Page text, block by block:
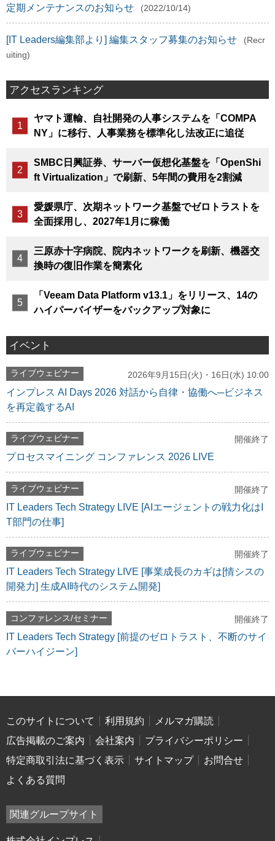
定期メンテナンスのお知らせ (2022/10/14)
[IT Leaders編集部より] 編集スタッフ募集のお知らせ
(Recr
uiting)
アクセスランキング
ヤマト運輸、自社開発の人事システムを「COMPA
NY」に移行、人事業務を標準化し法改正に追従
SMBC日興証券、サーバー仮想化基盤を「OpenShi
ft Virtualization」で刷新、5年間の費用を2割減
愛媛県庁、次期ネットワーク基盤でゼロトラストを
全面採用し、2027年1月に稼働
三原赤十字病院、院内ネットワークを刷新、機器交
換時の復旧作業を簡素化
「Veeam Data Platform v13.1」をリリース、14の
ハイパーバイザーをバックアップ対象に
イベント
ライブウェビナー 2026年9月15日(火)・16日(水) 10:00
インプレス AI Days 2026 対話から自律・協働へ─ビジネス
を再定義するAI
ライブウェビナー 開催終了
プロセスマイニング コンファレンス 2026 LIVE
ライブウェビナー 開催終了
IT Leaders Tech Strategy LIVE [AIエージェントの戦力化はI
T部門の仕事]
ライブウェビナー 開催終了
IT Leaders Tech Strategy LIVE [事業成長のカギは[情シスの
開発力] 生成AI時代のシステム開発]
コンファレンス/セミナー 開催終了
IT Leaders Tech Strategy [前提のゼロトラスト、不断のサイ
バーハイジーン]
このサイトについて 利用規約
メルマガ購読
広告掲載のご案内
会社案内
プライバシーポリシー
特定商取引法に基づく表示
サイトマップ
お問合せ
よくある質問
関連グループサイト